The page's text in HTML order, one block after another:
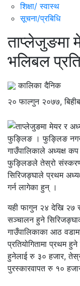
शिक्षा/ स्वास्थ
सूचना/प्रबिधि
ताप्लेजुङमा
भलिबल
कालिका दैनिक
२० फाल्गुन २०७७,
फुङ्लिङ । फुङ्लिङ
गाउँपालिकाले अध्यक्ष
फुङ्लिङले तेस्रो
सिरिजङ्घाले प्रथम
गर्न लागेका हुन् ।
यही फागुन २४ देखि २७
सञ्चालन हुने
गाउँपालिकाका आठ
प्रतियोगितामा प्रथम
हुनेलाई रु ३० हजार,
पुरस्कारवापत रु १०